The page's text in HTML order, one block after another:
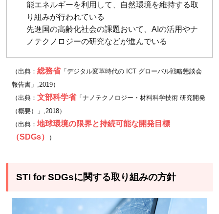
能エネルギーを利用して、自然環境を維持する取
り組みが行われている
先進国の高齢化社会の課題おいて、AIの活用やナ
ノテクノロジーの研究などが進んでいる
（出典： 総務省「デジタル変革時代の ICT グローバル戦略懇談会
報告書」,2019）
（出典： 文部科学省「ナノテクノロジー・材料科学技術 研究開発
（概要）」,2018）
（出典： 地球環境の限界と持続可能な開発目標
（SDGs）
）
STI for SDGsに関する取り組みの方針